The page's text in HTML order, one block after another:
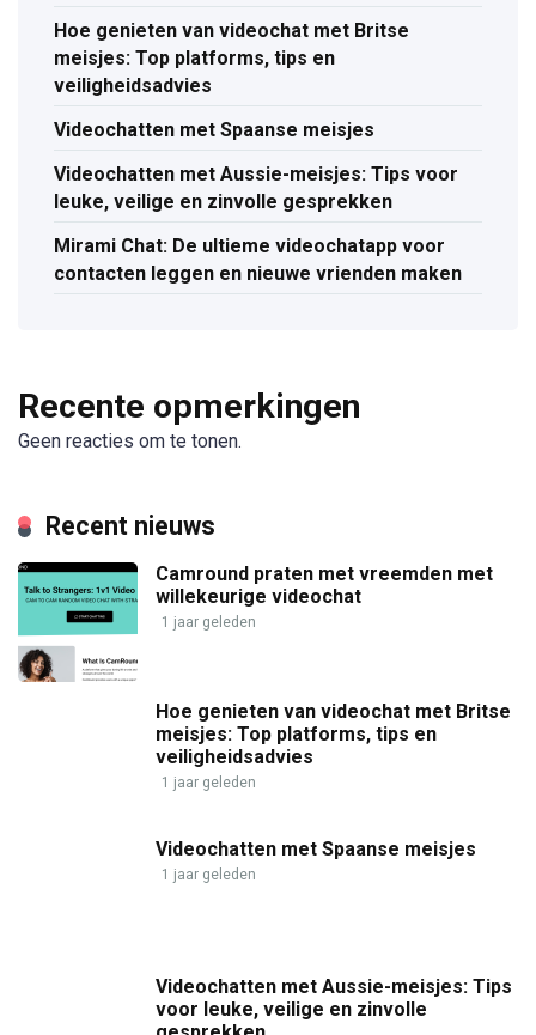
Hoe genieten van videochat met Britse
meisjes: Top platforms, tips en
veiligheidsadvies
Videochatten met Spaanse meisjes
Videochatten met Aussie-meisjes: Tips voor
leuke, veilige en zinvolle gesprekken
Mirami Chat: De ultieme videochatapp voor
contacten leggen en nieuwe vrienden maken
Recente opmerkingen
Geen reacties om te tonen.
Recent nieuws
Camround praten met vreemden met
willekeurige videochat
1 jaar geleden
Hoe genieten van videochat met Britse
meisjes: Top platforms, tips en
veiligheidsadvies
1 jaar geleden
Videochatten met Spaanse meisjes
1 jaar geleden
Videochatten met Aussie-meisjes: Tips
voor leuke, veilige en zinvolle